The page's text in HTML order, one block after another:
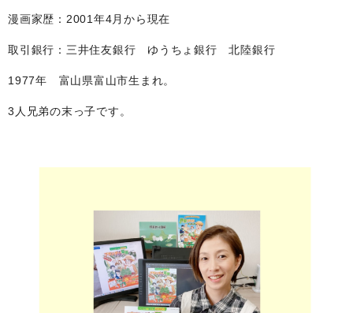
漫画家歴：2001年4月から現在
取引銀行：三井住友銀行 ゆうちょ銀行 北陸銀行
1977年 富山県富山市生まれ。
3人兄弟の末っ子です。